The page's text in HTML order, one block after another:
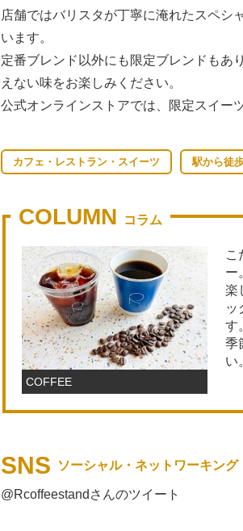
店舗ではバリスタが丁寧に淹れたスペシ
います。
定番ブレンド以外にも限定ブレンドもあ
えない味をお楽しみください。
公式オンラインストアでは、限定スイー
カフェ・レストラン・スイーツ 駅から徒
COLUMN コラム
COFFEE
こ
ッ
季
SNS ソーシャル・ネットワーキング
@Rcoffeestandさんのツイート